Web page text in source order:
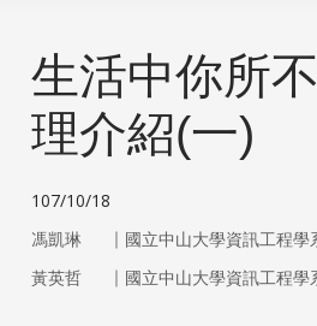
生活中你所
理介紹(一)
107/10/18
馮凱琳 ｜ 國立中山大學資訊工程學
黃英哲
｜ 國立中山大學資訊工程學